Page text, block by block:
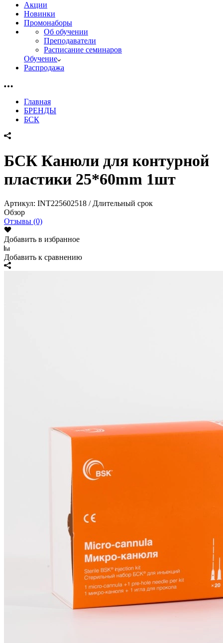
Акции
Новинки
Промонаборы
Об обучении
Преподаватели
Расписание семинаров
Обучение
Распродажа
Главная
БРЕНДЫ
БСК
БСК Канюли для контурной
пластики 25*60mm 1шт
Артикул: INT225602518 / Длительный срок
Обзор
Отзывы (0)
Добавить в избранное
Добавить к сравнению